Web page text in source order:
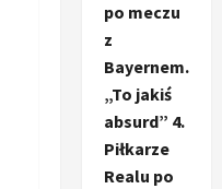
po meczu
z
Bayernem.
„To jakiś
absurd” 4.
Piłkarze
Realu po